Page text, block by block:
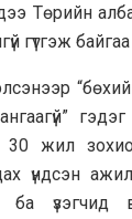
Төрийн
гүтгэж
30 жил
үндсэн
ба